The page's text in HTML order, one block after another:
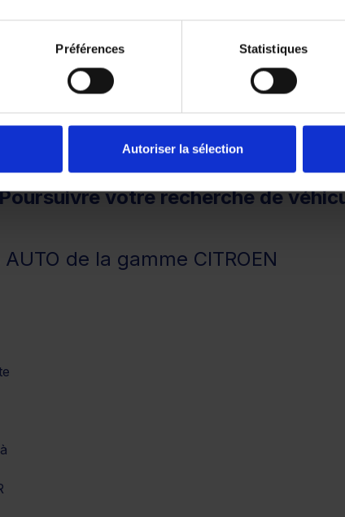
Préférences Statistiques
Autoriser la sélection
Vérifiez vos capacités de remboursement
votre recherche de
de la gamme CITROEN